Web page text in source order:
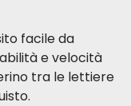
facile da
e velocità
tra le lettiere